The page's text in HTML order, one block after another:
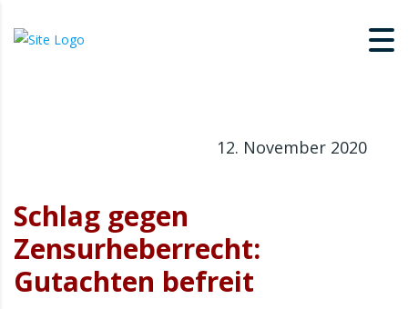
12. November 2020
Schlag gegen
Zensurheberrecht:
Gutachten befreit